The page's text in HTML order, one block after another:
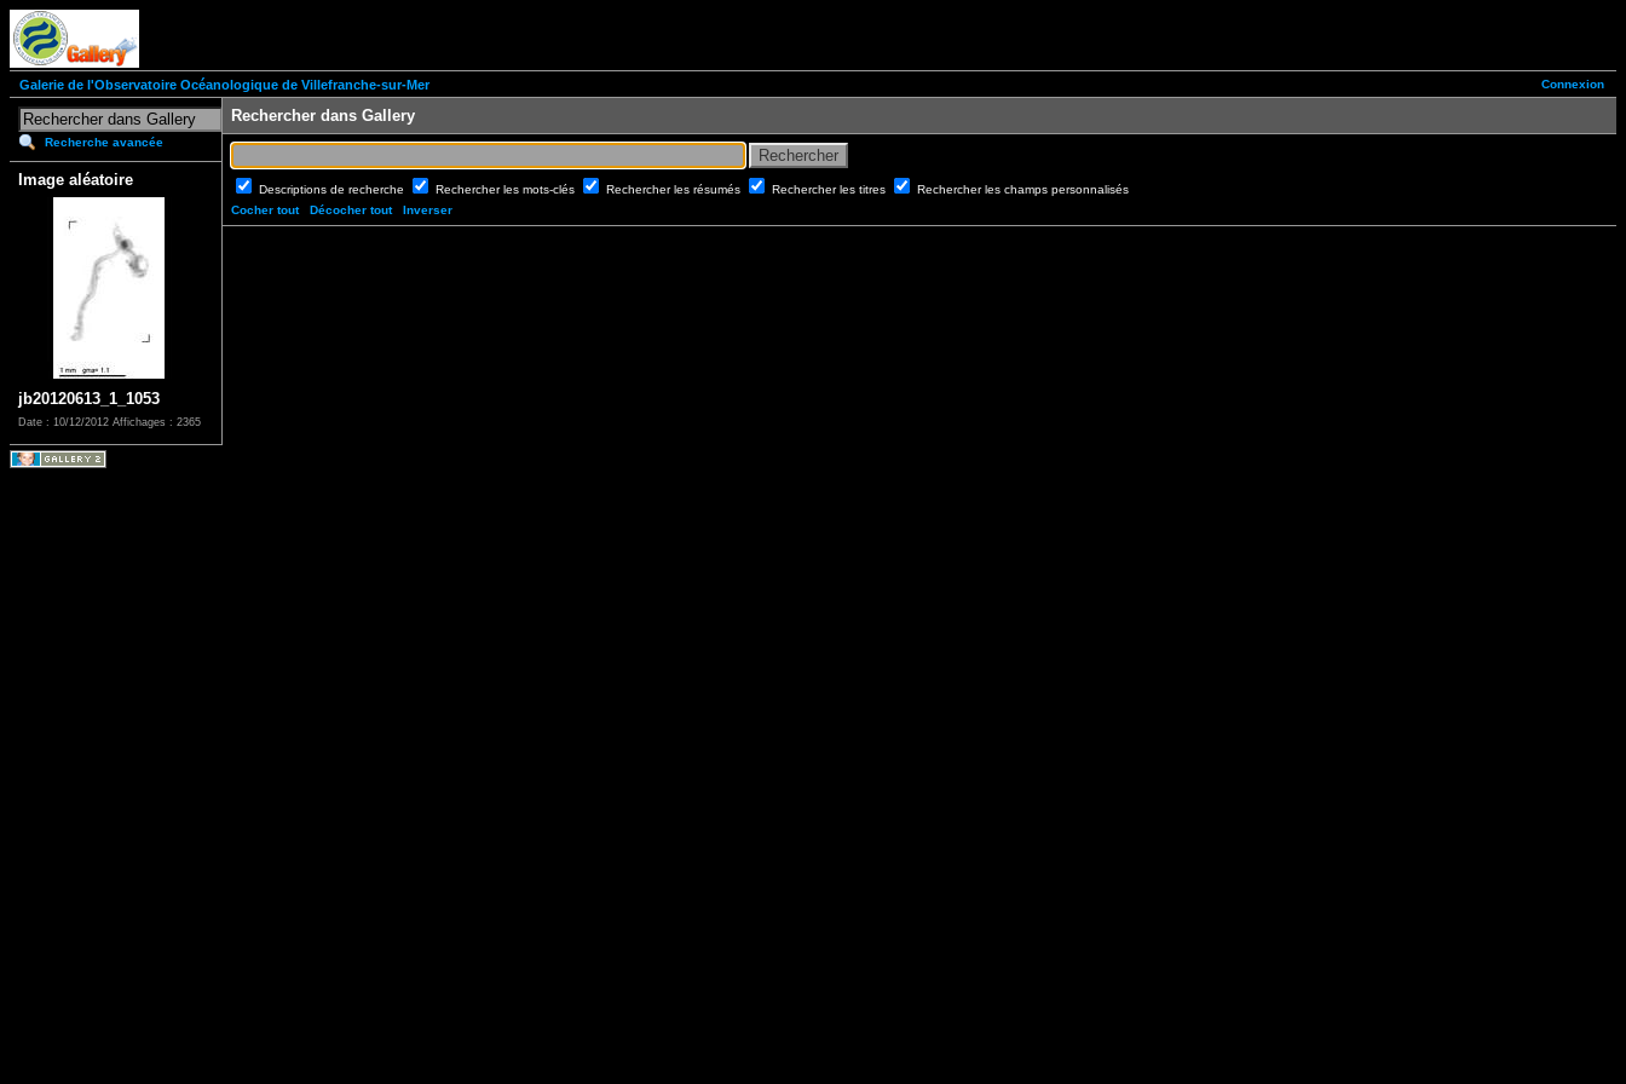
Connexion
Galerie de l'Observatoire Océanologique de Villefranche-sur-Mer
Recherche avancée
Image aléatoire
jb20120613_1_1053
Date : 10/12/2012 Affichages : 2365
Rechercher dans Gallery
Descriptions de recherche Rechercher les mots-clés Rechercher les résumés Rechercher les titres
Rechercher les champs personnalisés
Cocher tout
Décocher tout Inverser